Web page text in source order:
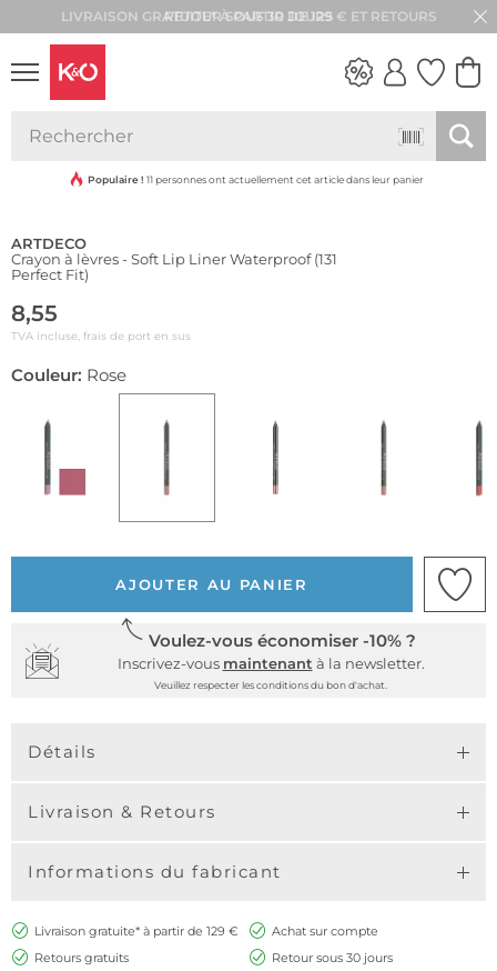
RETOUR SOUS 30 JOURS
VIBES
Résistant à l'eau
Populaire ! 11 personnes ont actuellement cet article dans leur panier
ARTDECO
Crayon à lèvres - Soft Lip Liner Waterproof (131
Perfect Fit)
8,55
TVA incluse, frais de port en sus
Couleur: Rose
AJOUTER AU PANIER
Voulez-vous économiser -10% ?
Inscrivez-vous maintenant à la newsletter.
Veuillez respecter les conditions du bon d'achat.
Détails
Livraison & Retours
Informations du fabricant
Livraison gratuite* à partir de 129 €
Achat sur compte
Retours gratuits
Retour sous 30 jours